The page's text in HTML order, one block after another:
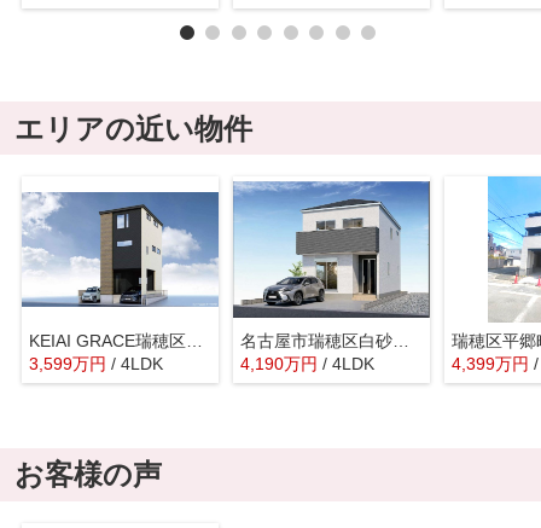
エリアの近い物件
KEIAI GRACE瑞穂区中根町1期
3,599万円 / 4LDK
名古屋市瑞穂区白砂町３丁目53-2新築戸建て
4,190万円 / 4LDK
瑞穂区平郷
4,399万円
お客様の声